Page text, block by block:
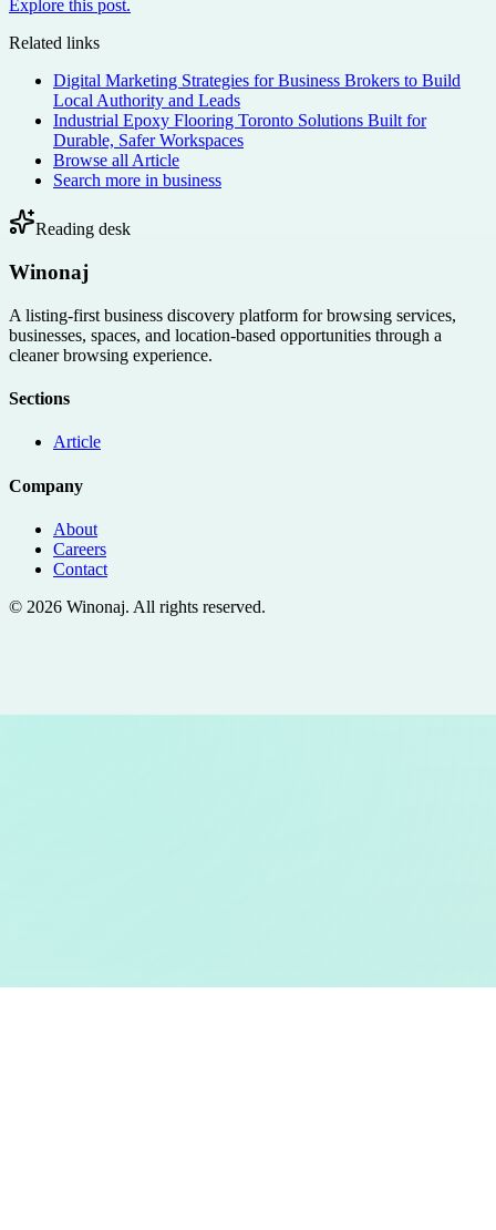
Explore this post.
Related links
Digital Marketing Strategies for Business Brokers to Build
Local Authority and Leads
Industrial Epoxy Flooring Toronto Solutions Built for
Durable, Safer Workspaces
Browse all Article
Search more in business
Reading desk
Winonaj
A listing-first business discovery platform for browsing services,
businesses, spaces, and location-based opportunities through a
cleaner browsing experience.
Sections
Article
Company
About
Careers
Contact
© 2026 Winonaj. All rights reserved.